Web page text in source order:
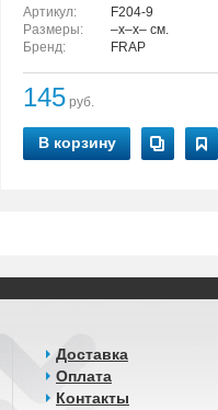
Артикул:
F204-9
Размеры:
–x–x– см.
Бренд:
FRAP
145 руб.
В корзину
Доставка
Оплата
Контакты